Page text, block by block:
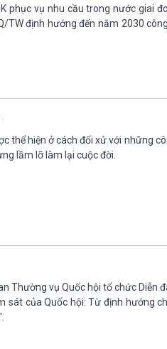
phục vụ nhu cầu trong nước giai
TW định hướng đến năm 2030
thể hiện ở cách đối xử với những
lầm lỡ làm lại cuộc đời.
Thường vụ Quốc hội tổ chức Diễn
của Quốc hội: Từ định hướng